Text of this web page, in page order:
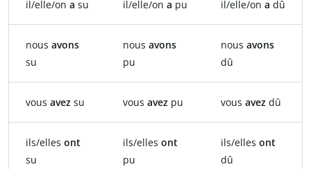
il/elle/on a su il/elle/on a pu il/elle/on a dû
nous avons
su
nous avons
pu
nous avons
dû
vous avez su vous avez pu vous avez dû
ils/elles ont
su
ils/elles ont
pu
ils/elles ont
dû